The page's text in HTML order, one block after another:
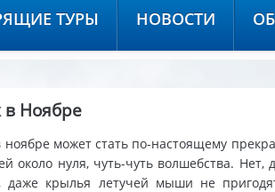
ТУРЫ НОВОСТИ
Ноябре
ноябре может стать по-настоящему
около нуля, чуть-чуть волшебства.
даже крылья летучей мыши не